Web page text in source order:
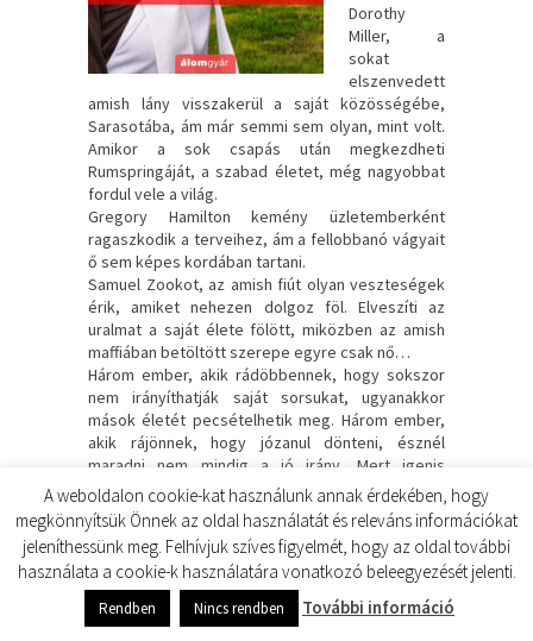
Dorothy ​
Miller, a
sokat
elszenvedett
amish lány visszakerül a saját közösségébe,
Sarasotába, ám már semmi sem olyan, mint volt.
Amikor a sok csapás után megkezdheti
Rumspringáját, a szabad életet, még nagyobbat
fordul vele a világ.
Gregory Hamilton kemény üzletemberként
ragaszkodik a terveihez, ám a fellobbanó vágyait
ő sem képes kordában tartani.
Samuel Zookot, az amish fiút olyan veszteségek
érik, amiket nehezen dolgoz föl. Elveszíti az
uralmat a saját élete fölött, miközben az amish
maffiában betöltött szerepe egyre csak nő…
Három ember, akik rádöbbennek, hogy sokszor
nem irányíthatják saját sorsukat, ugyanakkor
mások életét pecsételhetik meg. Három ember,
akik rájönnek, hogy józanul dönteni, észnél
maradni nem mindig a jó irány. Mert igenis
„részegedni kell a szerelemtől”…
A különleges, szókimondó, ugyanakkor érzelmes
és szenvedélyes, erotikában bővelkedő írásairól
ismert Borsa Brown új sorozatában, a Gyalázat-
trilógiában ezúttal is egy elzárt közösségbe, az
amishok világába enged betekintést. A sorozat
befejező kötetében kiderül, hová vezetett
A weboldalon cookie-kat használunk annak érdekében, hogy
megkönnyítsük Önnek az oldal használatát és releváns információkat
jeleníthessünk meg. Felhívjuk szíves figyelmét, hogy az oldal további
használata a cookie-k használatára vonatkozó beleegyezését jelenti.
Rendben Nincs rendben További információ